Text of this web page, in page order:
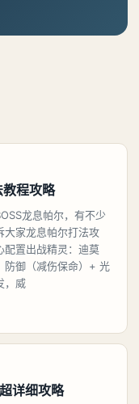
程攻略
龙息帕尔，有不少
大家龙息帕尔打法攻
配置出战精灵：迪莫
防御（减伤保命）+ 光
，威
详细攻略